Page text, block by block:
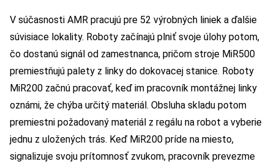
V súčasnosti AMR pracujú pre 52 výrobných liniek a ďalšie
súvisiace lokality. Roboty začínajú plniť svoje úlohy potom,
čo dostanú signál od zamestnanca, pričom stroje MiR500
premiestňujú palety z linky do dokovacej stanice. Roboty
MiR200 začnú pracovať, keď im pracovník montážnej linky
oznámi, že chýba určitý materiál. Obsluha skladu potom
premiestni požadovaný materiál z regálu na robot a vyberie
jednu z uložených trás. Keď MiR200 príde na miesto,
signalizuje svoju prítomnosť zvukom, pracovník prevezme